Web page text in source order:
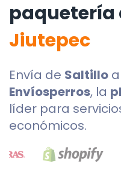
paquetería
Jiutepec
Envía de Saltillo a
Envíosperros, la
líder para
económicos.